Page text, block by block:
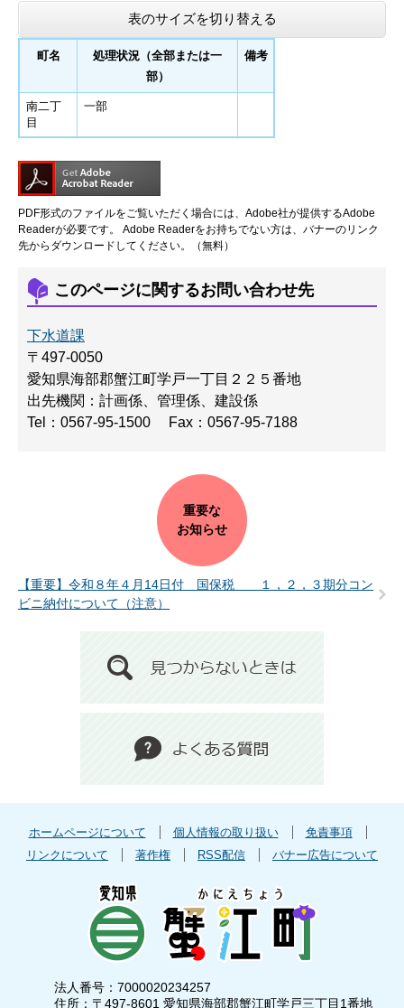
表のサイズを切り替える
町名
処理状況（全部または一
部）
備考
南二丁
目
一部
PDF形式のファイルをご覧いただく場合には、Adobe社が提供するAdobe
Readerが必要です。
Adobe Readerをお持ちでない方は、バナーのリンク
先からダウンロードしてください。（無料）
このページに関するお問い合わせ先
下水道課
〒497-0050
愛知県海部郡蟹江町学戸一丁目２２５番地
出先機関：計画係、管理係、建設係
Tel：0567-95-1500
Fax：0567-95-7188
重要な
お知らせ
【重要】令和８年４月14日付 国保税 １，２，３期分コン
ビニ納付について（注意）
ホームページについて 個人情報の取り扱い
免責事項
リンクについて
著作権 RSS配信 バナー広告について
法人番号：7000020234257
住所：〒497-8601 愛知県海部郡蟹江町学戸三丁目1番地